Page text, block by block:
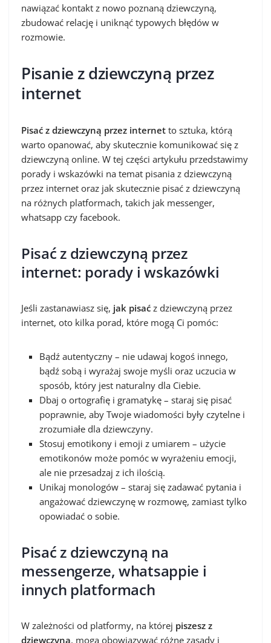
nawiązać kontakt z nowo poznaną dziewczyną,
zbudować relację i uniknąć typowych błędów w
rozmowie.
Pisanie z dziewczyną przez
internet
Pisać z dziewczyną przez internet to sztuka, którą
warto opanować, aby skutecznie komunikować się z
dziewczyną online. W tej części artykułu przedstawimy
porady i wskazówki na temat pisania z dziewczyną
przez internet oraz jak skutecznie pisać z dziewczyną
na różnych platformach, takich jak messenger,
whatsapp czy facebook.
Pisać z dziewczyną przez
internet: porady i wskazówki
Jeśli zastanawiasz się, jak pisać z dziewczyną przez
internet, oto kilka porad, które mogą Ci pomóc:
Bądź autentyczny – nie udawaj kogoś innego,
bądź sobą i wyrażaj swoje myśli oraz uczucia w
sposób, który jest naturalny dla Ciebie.
Dbaj o ortografię i gramatykę – staraj się pisać
poprawnie, aby Twoje wiadomości były czytelne i
zrozumiałe dla dziewczyny.
Stosuj emotikony i emoji z umiarem – użycie
emotikonów może pomóc w wyrażeniu emocji,
ale nie przesadzaj z ich ilością.
Unikaj monologów – staraj się zadawać pytania i
angażować dziewczynę w rozmowę, zamiast tylko
opowiadać o sobie.
Pisać z dziewczyną na
messengerze, whatsappie i
innych platformach
W zależności od platformy, na której piszesz z
dziewczyną, mogą obowiązywać różne zasady i